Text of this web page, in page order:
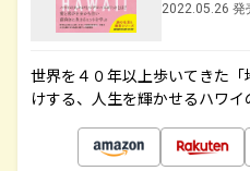
2022.05.26 発
世界を４０年以上歩いてきた
けする、人生を輝かせるハワ